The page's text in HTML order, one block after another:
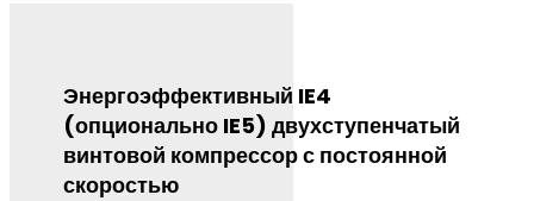
Энергоэффективный IE4
(опционально IE5) двухступенчатый
винтовой компрессор с постоянной
скоростью